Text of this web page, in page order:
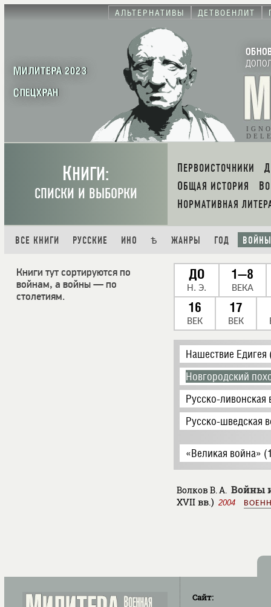
АЛЬТЕРНАТИВЫ ДЕТВОЕНЛИТ
МИЛИТЕРА 2023
СПЕЦХРАН
КНИГИ:
СПИСКИ И ВЫБОРКИ
ПЕРВОИСТОЧНИКИ
ОБЩАЯ ИСТОРИЯ
НОРМАТИВНАЯ
ВСЕ КНИГИ РУССКИЕ ИНО Ѣ ЖАНРЫ ГОД ВОЙНЫ
Книги тут сортируются по
войнам, а войны — по
столетиям.
ДО
Н. Э.
1—8
ВЕКА
16
ВЕК
17
ВЕК
Нашествие Едигея
Новгородский
Русско-
Русско-шведская
«Великая война»
Волков В. А. Войны
XVII вв.) 2004
Сайт: